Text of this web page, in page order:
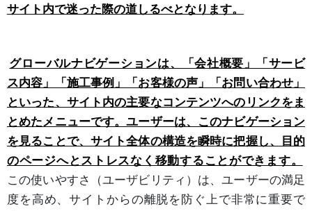
サイト内で迷った際の道しるべとなります。
グローバルナビゲーションは、「会社概要」「サービ
ス内容」「施工事例」「お客様の声」「お問い合わせ」
といった、サイト内の主要なコンテンツへのリンクをま
とめたメニューです。ユーザーは、このナビゲーション
を見ることで、サイト全体の構造を瞬時に把握し、目的
のページへとストレスなく移動することができます。
この使いやすさ（ユーザビリティ）は、ユーザーの満足
度を高め、サイトからの離脱を防ぐ上で非常に重要で